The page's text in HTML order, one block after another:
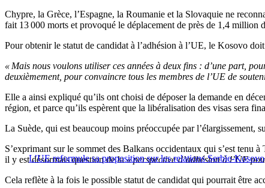
Chypre, la Grèce, l’Espagne, la Roumanie et la Slovaquie ne
fait 13 000 morts et provoqué le déplacement de près de 1,4 million
Pour obtenir le statut de candidat à l’adhésion à l’UE, le Kosovo
« Mais nous voulons utiliser ces années à deux fins : d’une part,
deuxièmement, pour convaincre tous les membres de l’UE de
Elle a ainsi expliqué qu’ils ont choisi de déposer la demande en
région, et parce qu’ils espèrent que la libéralisation des visas sera
La Suède, qui est beaucoup moins préoccupée par l’élargissement,
L’UE reformule sa proposition sur les relations Serbie-
S’exprimant sur le sommet des Balkans occidentaux qui s’est tenu
il y est désormais question de la« perspective d’adhésion à l’UE
Cela reflète à la fois le possible statut de candidat qui pourrait être